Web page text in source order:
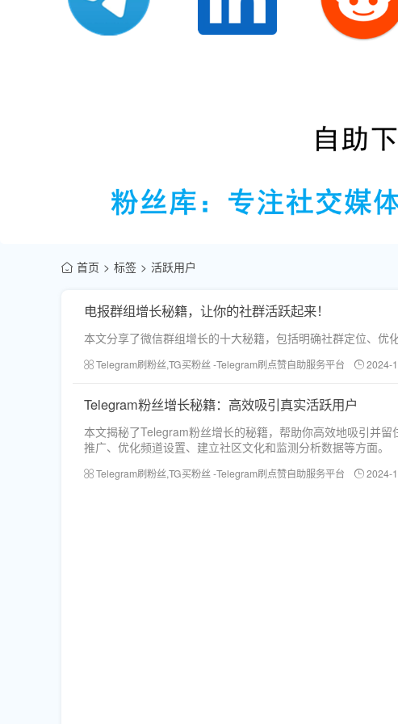
首页 标签 活跃用户
电报群组增长秘籍，让你的社群活跃起来！
本文分享了微信群组增长的十大秘籍，包括明确社群定位、优
Telegram刷粉丝,TG买粉丝 -Telegram刷点赞自助服务平台 2024-
Telegram粉丝增长秘籍：高效吸引真实活跃用户
本文揭秘了Telegram粉丝增长的秘籍，帮助你高效地吸引并
推广、优化频道设置、建立社区文化和监测分析数据等方面。
Telegram刷粉丝,TG买粉丝 -Telegram刷点赞自助服务平台 2024-